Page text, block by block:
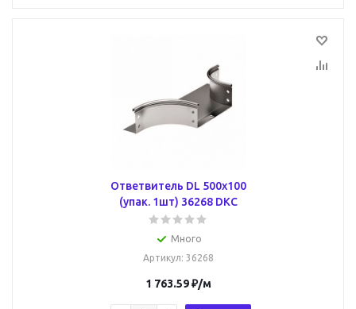
Ответвитель DL 500х100
(упак. 1шт) 36268 DKC
Много
Артикул: 36268
1 763.59₽/м